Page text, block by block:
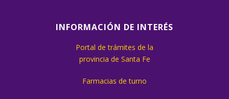
INFORMACIÓN DE INTERÉS
Portal de trámites de la
provincia de Santa Fe
Farmacias de turno